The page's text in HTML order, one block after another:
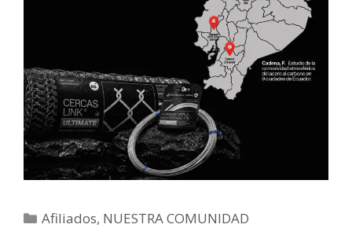
Afiliados, NUESTRA COMUNIDAD